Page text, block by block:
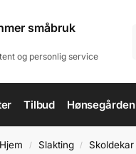
og personlig service
Tilbud Hønsegården
Hjem / Slakting / Skoldekar